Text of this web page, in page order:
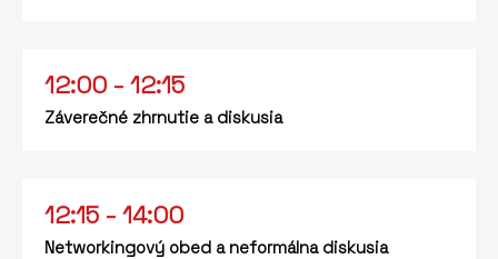
12:00 - 12:15
Záverečné zhrnutie a diskusia
12:15 - 14:00
Networkingový obed a neformálna diskusia